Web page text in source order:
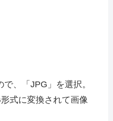
、「JPG」を選択。
式に変換されて画像